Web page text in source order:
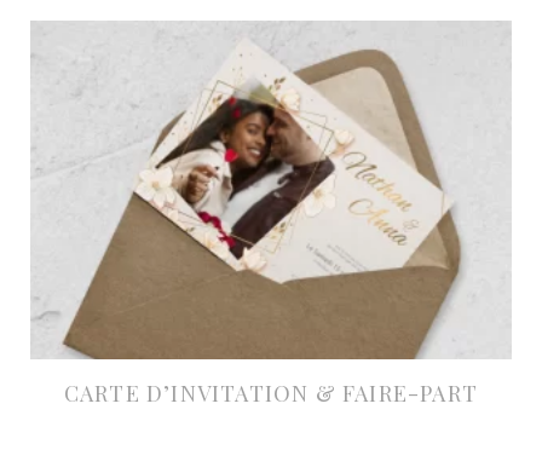
CARTE D’INVITATION & FAIRE-PART